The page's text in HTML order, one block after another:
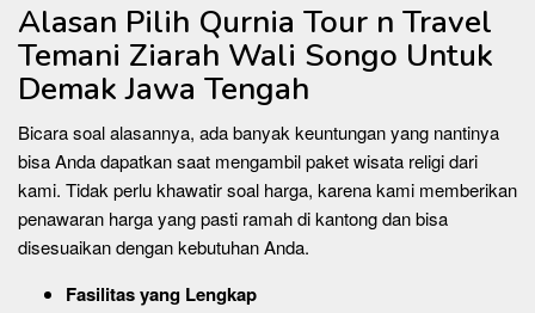
Alasan Pilih Qurnia Tour n Travel
Temani Ziarah Wali Songo Untuk
Demak Jawa Tengah
Bicara soal alasannya, ada banyak keuntungan yang nantinya
bisa Anda dapatkan saat mengambil paket wisata religi dari
kami. Tidak perlu khawatir soal harga, karena kami memberikan
penawaran harga yang pasti ramah di kantong dan bisa
disesuaikan dengan kebutuhan Anda.
Fasilitas yang Lengkap